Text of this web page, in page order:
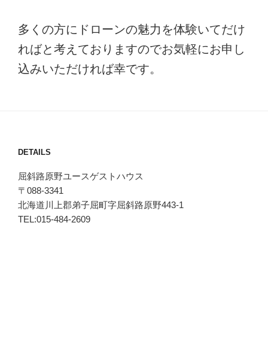
多くの方にドローンの魅力を体験いてだけ
ればと考えておりますのでお気軽にお申し
込みいただければ幸です。
DETAILS
屈斜路原野ユースゲストハウス
〒088-3341
北海道川上郡弟子屈町字屈斜路原野443-1
TEL:015-484-2609